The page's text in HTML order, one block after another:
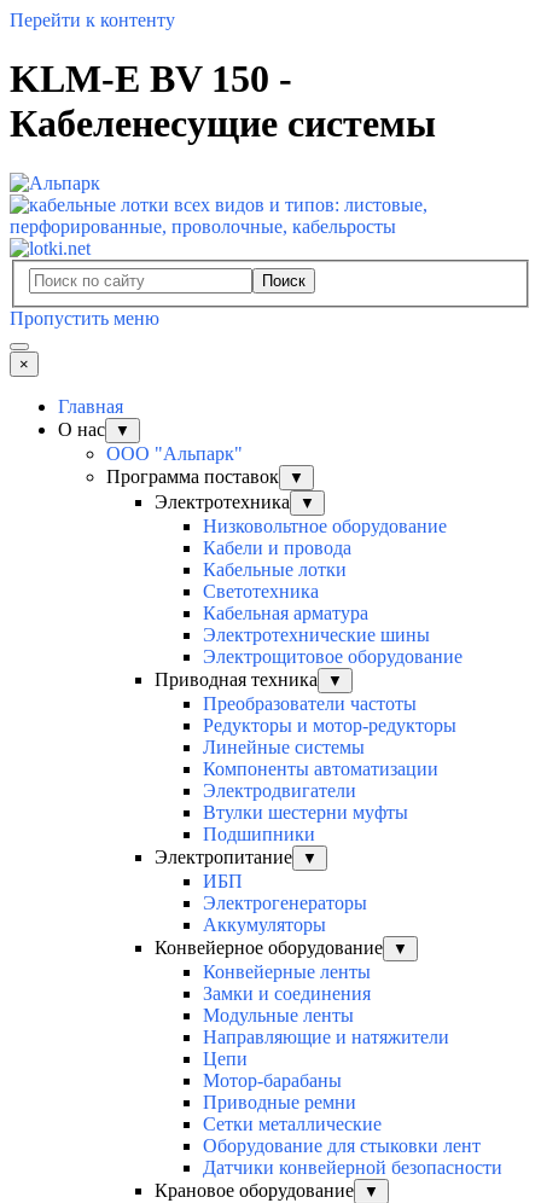
Перейти к контенту
KLM-E BV 150 -
Кабеленесущие системы
Поиск
Пропустить меню
×
Главная
О нас
▼
ООО "Альпарк"
Программа поставок
▼
Электротехника ▼
Низковольтное оборудование
Кабели и провода
Кабельные лотки
Светотехника
Кабельная арматура
Электротехнические шины
Электрощитовое оборудование
Приводная техника
▼
Преобразователи частоты
Редукторы и мотор-редукторы
Линейные системы
Компоненты автоматизации
Электродвигатели
Втулки шестерни муфты
Подшипники
Электропитание
▼
ИБП
Электрогенераторы
Аккумуляторы
Конвейерное оборудование
▼
Конвейерные ленты
Замки и соединения
Модульные ленты
Направляющие и натяжители
Цепи
Мотор-барабаны
Приводные ремни
Сетки металлические
Оборудование для стыковки лент
Датчики конвейерной безопасности
Крановое оборудование
▼